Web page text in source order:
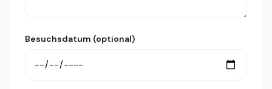
Besuchsdatum (optional)